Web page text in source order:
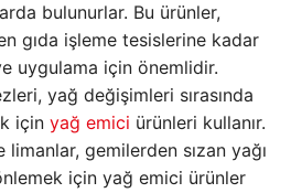
bulunurlar. Bu ürünler,
gıda işleme tesislerine kadar
uygulama için önemlidir.
yağ değişimleri sırasında
için yağ emici ürünleri kullanır.
gemilerden sızan yağı
için yağ emici ürünler